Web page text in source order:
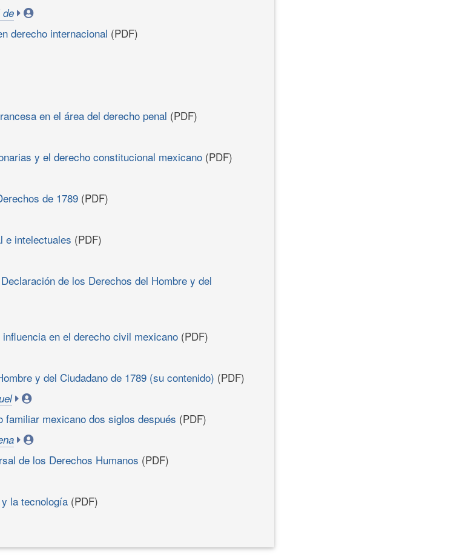
de
derecho internacional (PDF)
en el área del derecho penal (PDF)
y el derecho constitucional mexicano (PDF)
de 1789 (PDF)
e intelectuales (PDF)
de los Derechos del Hombre y del
en el derecho civil mexicano (PDF)
y del Ciudadano de 1789 (su contenido) (PDF)
familiar mexicano dos siglos después (PDF)
de los Derechos Humanos (PDF)
la tecnología (PDF)